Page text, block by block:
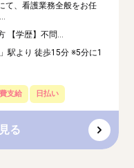
て、看護業務全般をお任
【学歴】不問...
駅より 徒歩15分 ※5分に1
支給 日払い
る